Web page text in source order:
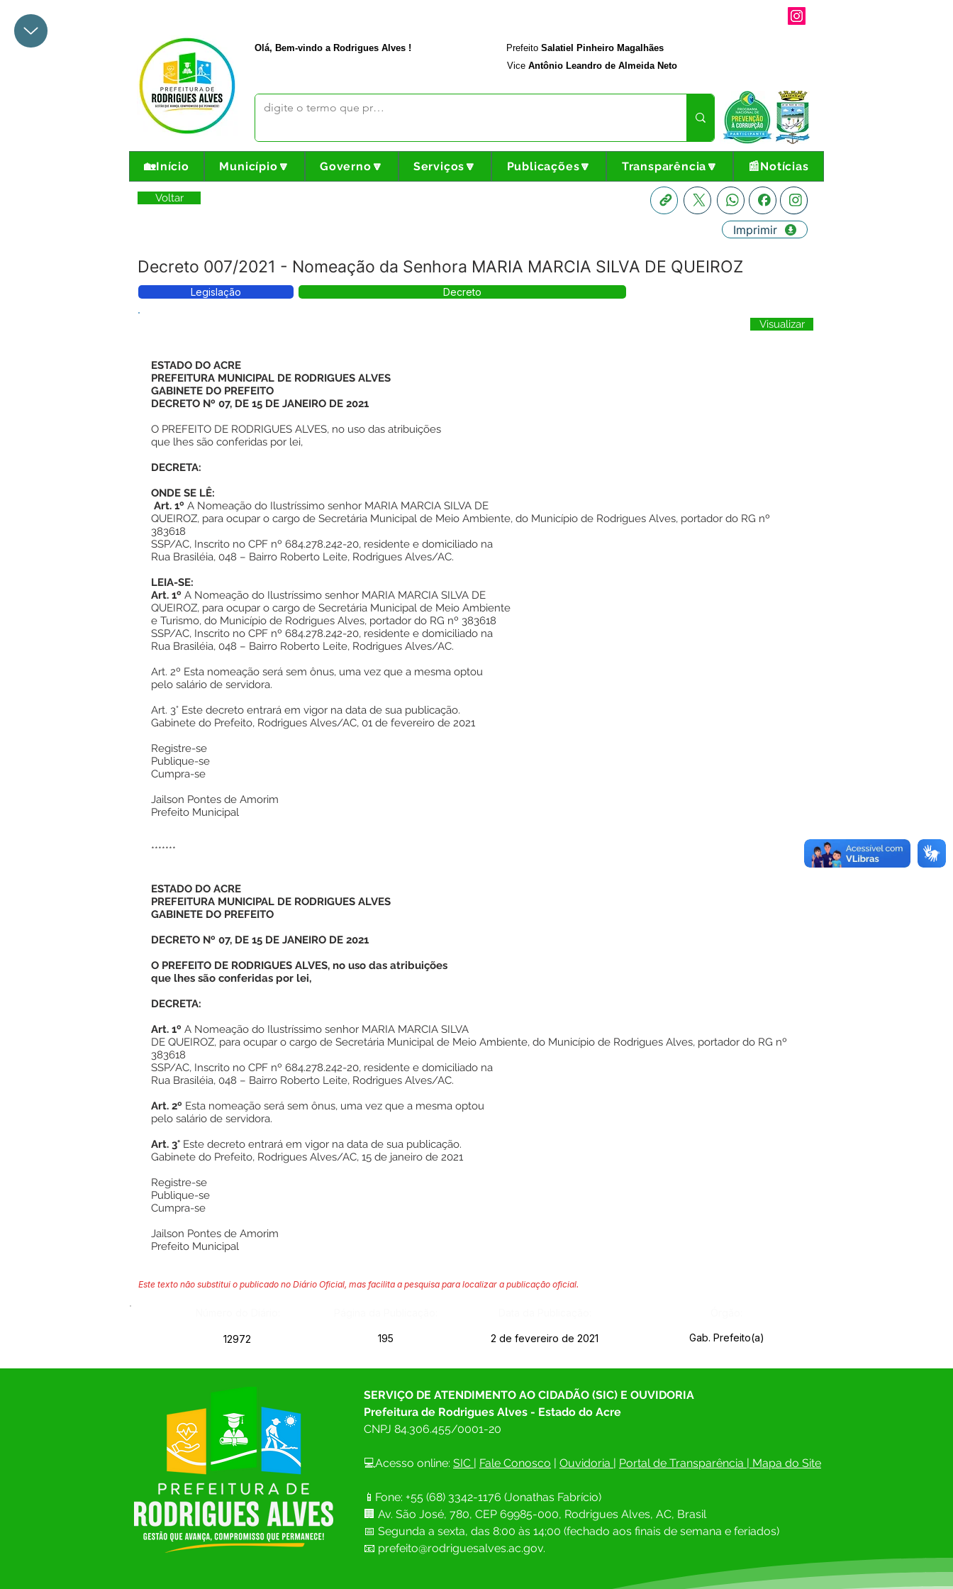
Olá, Bem-vindo a Rodrigues Alves ! Prefeito Salatiel Pinheiro Magalhães
Vice Antônio Leandro de Almeida Neto
🏡Início Município🔽 Governo🔽 Serviços🔽 Publicações🔽 Transparência🔽 📰Notícias
Voltar
Decreto 007/2021 - Nomeação da Senhora MARIA MARCIA SILVA DE QUEIROZ
Imprimir
Legislação Decreto
Visualizar
ESTADO DO ACRE
PREFEITURA MUNICIPAL DE RODRIGUES ALVES
GABINETE DO PREFEITO
DECRETO Nº 07, DE 15 DE JANEIRO DE 2021
O PREFEITO DE RODRIGUES ALVES, no uso das atribuições
que lhes são conferidas por lei,
DECRETA:
ONDE SE LÊ:
Art. 1º A Nomeação do Ilustríssimo senhor MARIA MARCIA SILVA DE
QUEIROZ, para ocupar o cargo de Secretária Municipal de Meio Ambiente, do Município de Rodrigues Alves, portador do RG nº
383618
SSP/AC, Inscrito no CPF nº 684.278.242-20, residente e domiciliado na
Rua Brasiléia, 048 – Bairro Roberto Leite, Rodrigues Alves/AC.
LEIA-SE:
Art. 1º A Nomeação do Ilustríssimo senhor MARIA MARCIA SILVA DE
QUEIROZ, para ocupar o cargo de Secretária Municipal de Meio Ambiente
e Turismo, do Município de Rodrigues Alves, portador do RG nº 383618
SSP/AC, Inscrito no CPF nº 684.278.242-20, residente e domiciliado na
Rua Brasiléia, 048 – Bairro Roberto Leite, Rodrigues Alves/AC.
Art. 2º Esta nomeação será sem ônus, uma vez que a mesma optou
pelo salário de servidora.
Art. 3° Este decreto entrará em vigor na data de sua publicação.
Gabinete do Prefeito, Rodrigues Alves/AC, 01 de fevereiro de 2021
Registre-se
Publique-se
Cumpra-se
Jailson Pontes de Amorim
Prefeito Municipal
*******
ESTADO DO ACRE
PREFEITURA MUNICIPAL DE RODRIGUES ALVES
GABINETE DO PREFEITO
DECRETO Nº 07, DE 15 DE JANEIRO DE 2021
O PREFEITO DE RODRIGUES ALVES, no uso das atribuições
que lhes são conferidas por lei,
DECRETA:
Art. 1º A Nomeação do Ilustríssimo senhor MARIA MARCIA SILVA
DE QUEIROZ, para ocupar o cargo de Secretária Municipal de Meio Ambiente, do Município de Rodrigues Alves, portador do RG nº
383618
SSP/AC, Inscrito no CPF nº 684.278.242-20, residente e domiciliado na
Rua Brasiléia, 048 – Bairro Roberto Leite, Rodrigues Alves/AC.
Art. 2º Esta nomeação será sem ônus, uma vez que a mesma optou
pelo salário de servidora.
Art. 3° Este decreto entrará em vigor na data de sua publicação.
Gabinete do Prefeito, Rodrigues Alves/AC, 15 de janeiro de 2021
Registre-se
Publique-se
Cumpra-se
Jailson Pontes de Amorim
Prefeito Municipal
Este texto não substitui o publicado no Diário Oficial, mas facilita a pesquisa para localizar a publicação oficial.
12972 195 2 de fevereiro de 2021 Gab. Prefeito(a)
SERVIÇO DE ATENDIMENTO AO CIDADÃO (SIC) E OUVIDORIA
Prefeitura de Rodrigues Alves - Estado do Acre
CNPJ 84.306.455/0001-20
💻Acesso online: SIC | Fale Conosco | Ouvidoria | Portal de Transparência | Mapa do Site
📱Fone: +55 (68) 3342-1176 (Jonathas Fabrício)
🏢 Av. São José, 780, CEP 69985-000, Rodrigues Alves, AC, Brasil
📅 Segunda a sexta, das 8:00 às 14;00 (fechado aos finais de semana e feriados)
📧 prefeito@rodriguesalves.ac.gov.